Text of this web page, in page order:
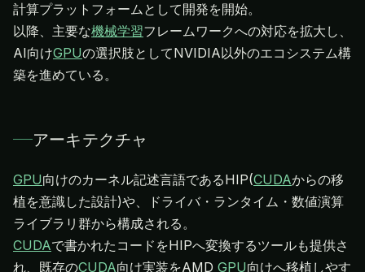
計算プラットフォームとして開発を開始。
以降、主要な機械学習フレームワークへの対応を拡大し、
AI向けGPUの選択肢としてNVIDIA以外のエコシステム構
築を進めている。
アーキテクチャ
GPU向けのカーネル記述言語であるHIP(CUDAからの移
植を意識した設計)や、ドライバ・ランタイム・数値演算
CUDAで書かれたコードをHIPへ変換するツールも提供さ
れ、既存のCUDA向け実装をAMD GPU向けへ移植しやす